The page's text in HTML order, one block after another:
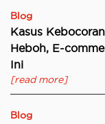
Blog
Kasus
Heboh, E-
Ini
[read more]
Blog